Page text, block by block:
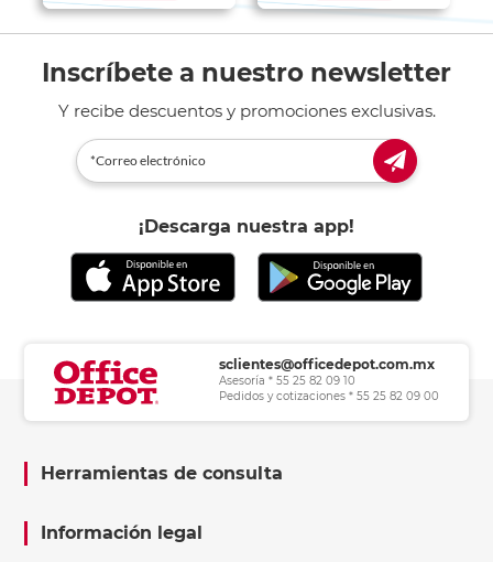
Inscríbete a nuestro newsletter
Y recibe descuentos y promociones exclusivas.
¡Descarga nuestra app!
sclientes@officedepot.com.mx
Asesoría * 55 25 82 09 10
Pedidos y cotizaciones * 55 25 82 09 00
Herramientas de consulta
Información legal